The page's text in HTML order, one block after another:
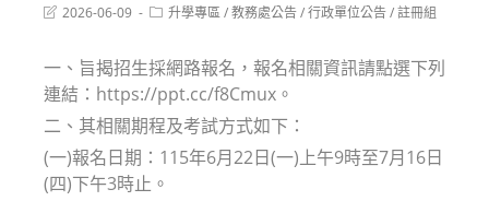
Post2026-06-09
Post升學專區/教務處公告/行政單位公告/註冊組
一、旨揭招生採網路報名，報名相關資訊請點選下列
連結：https://ppt.cc/f8Cmux。
二、其相關期程及考試方式如下：
(一)報名日期：115年6月22日(一)上午9時至7月16日
(四)下午3時止。